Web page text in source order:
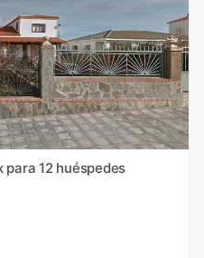
para 12 huéspedes